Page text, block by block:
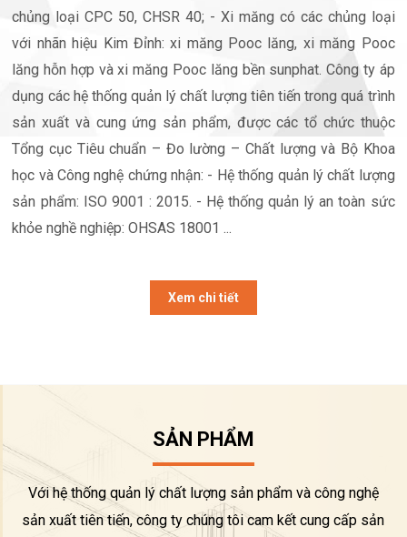
chủng loại CPC 50, CHSR 40; - Xi măng có các chủng loại
với nhãn hiệu Kim Đỉnh: xi măng Pooc lăng, xi măng Pooc
lăng hỗn hợp và xi măng Pooc lăng bền sunphat. Công ty áp
dụng các hệ thống quản lý chất lượng tiên tiến trong quá trình
sản xuất và cung ứng sản phẩm, được các tổ chức thuộc
Tổng cục Tiêu chuẩn – Đo lường – Chất lượng và Bộ Khoa
học và Công nghệ chứng nhận: - Hệ thống quản lý chất lượng
sản phẩm: ISO 9001 : 2015. - Hệ thống quản lý an toàn sức
khỏe nghề nghiệp: OHSAS 18001 ...
Xem chi tiết
SẢN PHẨM
Với hệ thống quản lý chất lượng sản phẩm và công nghệ
sản xuất tiên tiến, công ty chúng tôi cam kết cung cấp sản